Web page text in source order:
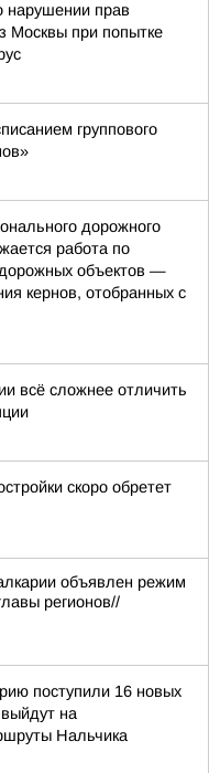
нарушении прав
Москвы при попытке
группового
дорожного
работа по
объектов —
кернов, отобранных с
всё сложнее отличить
скоро обретет
объявлен режим
регионов//
поступили 16 новых
на
Нальчика